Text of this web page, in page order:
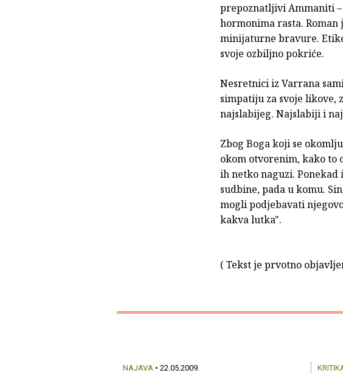
prepoznatljivi Ammaniti
hormonima rasta.
minijaturne bravure.
svoje ozbiljno pokriće.
Nesretnici iz Varrana
simpatiju za svoje likove,
najslabijeg. Najslabiji i
Zbog Boga koji se
okom otvorenim, kako to
ih netko naguzi.
sudbine, pada u komu.
mogli podjebavati
kakva lutka".
( Tekst je prvotno
NAJAVA • 22.05.2009.